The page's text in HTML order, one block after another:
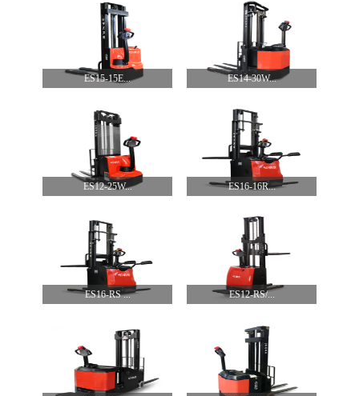
ES15-15E... ES14-30W...
ES12-25W... ES16-16R...
ES16-RS ... ES12-RS/...